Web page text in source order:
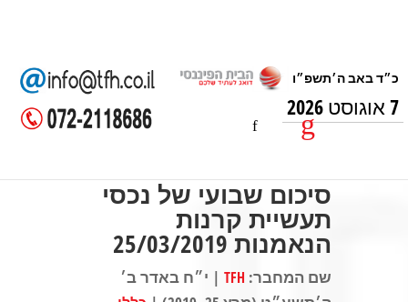
7 אוגוסט 2026
סיכום שבועי של נכסי
תעשיית קרנות
הנאמנות 25/03/2019
שם המחבר: TFH | י״ח באדר ב׳